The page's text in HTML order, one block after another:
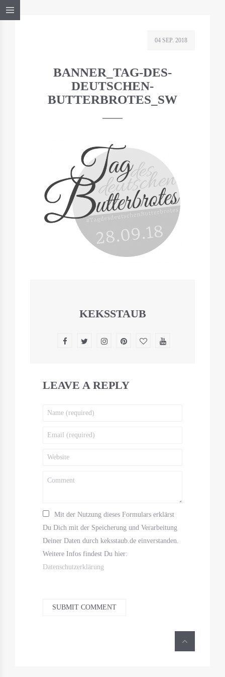
04 SEP. 2018
BANNER_TAG-DES-
DEUTSCHEN-
BUTTERBROTES_SW
KEKSSTAUB
LEAVE A REPLY
Mit der Nutzung dieses Formulars erklärst
Du Dich mit der Speicherung und Verarbeitung
Deiner Daten durch keksstaub.de einverstanden.
Weitere Infos findest Du hier:
Datenschutzerklärung
SUBMIT COMMENT